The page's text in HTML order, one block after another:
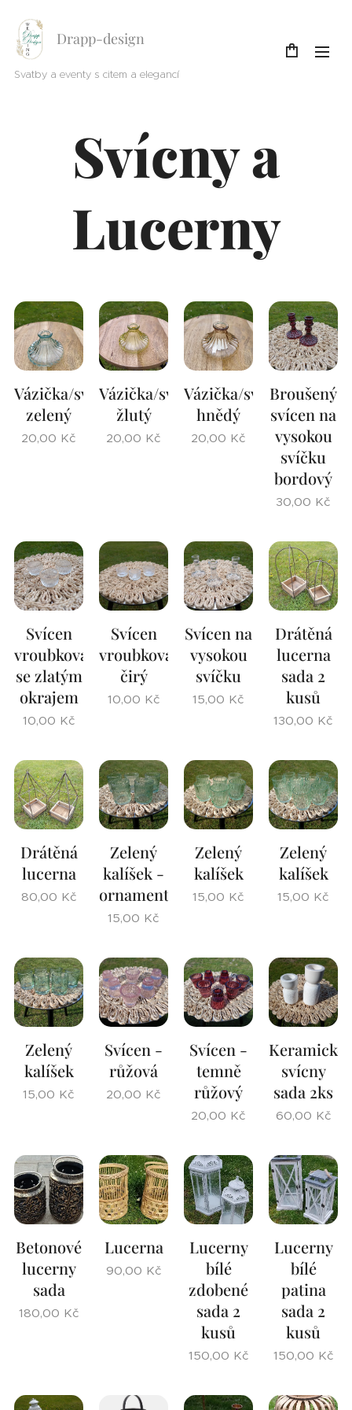
Drapp-design
Svatby a eventy s citem a elegancí
Svícny a
Lucerny
Vázička/svícen
zelený
20,00 Kč
Vázička/svícen
žlutý
20,00 Kč
Vázička/svícen
hnědý
20,00 Kč
Broušený
svícen na
vysokou
svíčku
bordový
30,00 Kč
Svícen
vroubkovaný
se zlatým
okrajem
10,00 Kč
Svícen
vroubkovaný
čirý
10,00 Kč
Svícen na
vysokou
svíčku
15,00 Kč
Drátěná
lucerna
sada 2
kusů
130,00 Kč
Drátěná
lucerna
80,00 Kč
Zelený
kalíšek -
ornament
15,00 Kč
Zelený
kalíšek
15,00 Kč
Zelený
kalíšek
15,00 Kč
Zelený
kalíšek
15,00 Kč
Svícen -
růžová
20,00 Kč
Svícen -
temně
růžový
20,00 Kč
Keramické
svícny
sada 2ks
60,00 Kč
Betonové
lucerny
sada
180,00 Kč
Lucerna
90,00 Kč
Lucerny
bílé
zdobené
sada 2
kusů
150,00 Kč
Lucerny
bílé
patina
sada 2
kusů
150,00 Kč